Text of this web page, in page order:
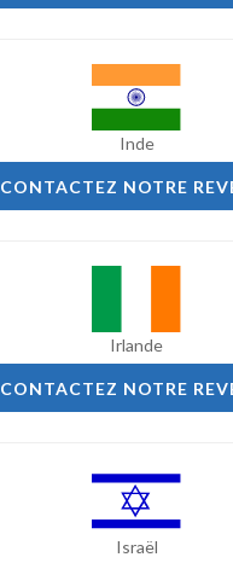
Inde
CONTACTEZ NOTRE
Irlande
CONTACTEZ NOTRE
Israël